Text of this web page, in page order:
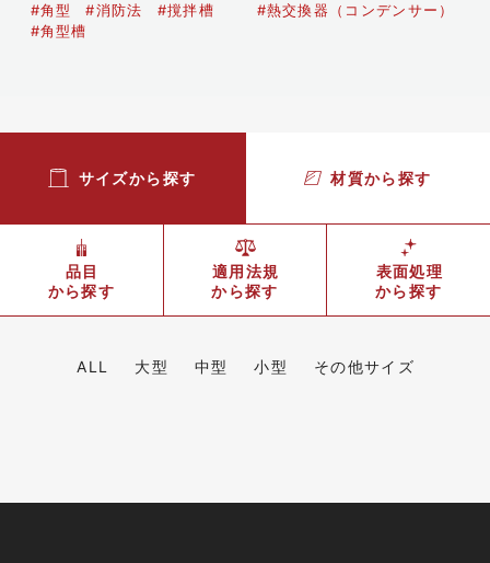
#角型
#消防法
#撹拌槽
#角型槽
#熱交換器（コンデンサー）
サイズから探す 材質から探す
品目
から探す
適用法規
から探す
表面処理
から探す
ALL 大型 中型 小型 その他サイズ